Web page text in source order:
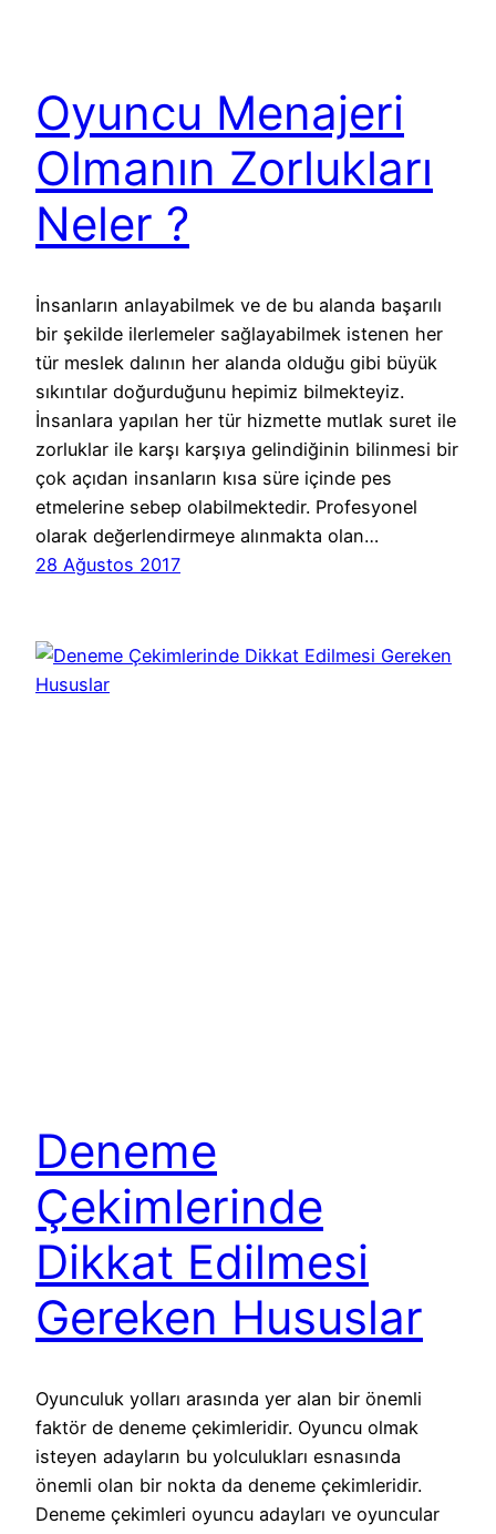
Oyuncu Menajeri
Olmanın Zorlukları
Neler ?
İnsanların anlayabilmek ve de bu alanda başarılı
bir şekilde ilerlemeler sağlayabilmek istenen her
tür meslek dalının her alanda olduğu gibi büyük
sıkıntılar doğurduğunu hepimiz bilmekteyiz.
İnsanlara yapılan her tür hizmette mutlak suret ile
zorluklar ile karşı karşıya gelindiğinin bilinmesi bir
çok açıdan insanların kısa süre içinde pes
etmelerine sebep olabilmektedir. Profesyonel
olarak değerlendirmeye alınmakta olan…
28 Ağustos 2017
Deneme
Çekimlerinde
Dikkat Edilmesi
Gereken Hususlar
Oyunculuk yolları arasında yer alan bir önemli
faktör de deneme çekimleridir. Oyuncu olmak
isteyen adayların bu yolculukları esnasında
önemli olan bir nokta da deneme çekimleridir.
Deneme çekimleri oyuncu adayları ve oyuncular